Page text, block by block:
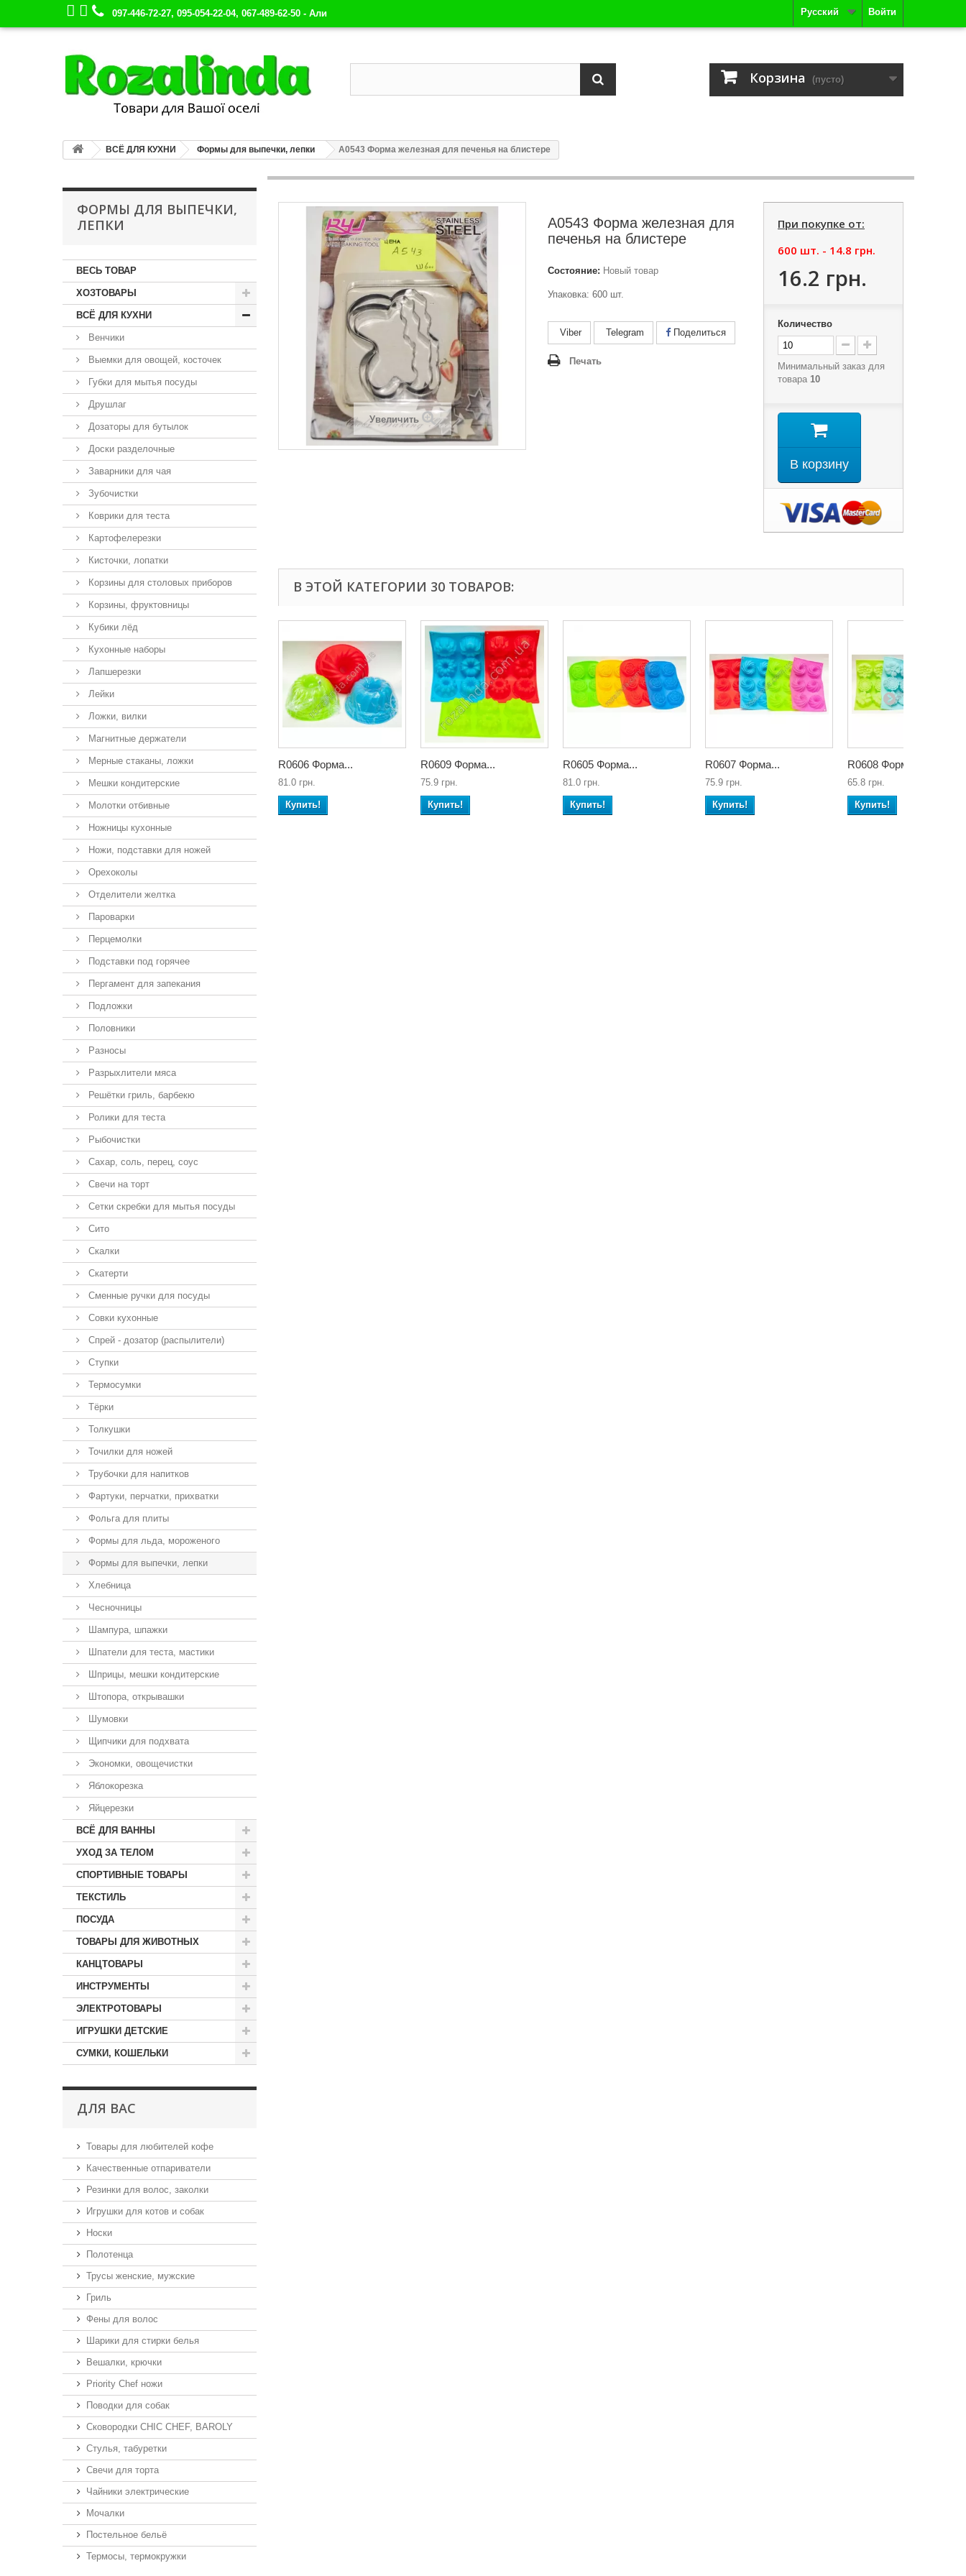
Войти
Русский
097-446-72-27, 095-054-22-04, 067-489-62-50 - Али
Корзина (пусто)
ВСЁ ДЛЯ КУХНИ Формы для выпечки, лепки А0543 Форма железная для печенья на блистере
ФОРМЫ ДЛЯ ВЫПЕЧКИ,
ЛЕПКИ
ВЕСЬ ТОВАР
ХОЗТОВАРЫ
ВСЁ ДЛЯ КУХНИ
Венчики
Выемки для овощей, косточек
Губки для мытья посуды
Друшлаг
Дозаторы для бутылок
Доски разделочные
Заварники для чая
Зубочистки
Коврики для теста
Картофелерезки
Кисточки, лопатки
Корзины для столовых приборов
Корзины, фруктовницы
Кубики лёд
Кухонные наборы
Лапшерезки
Лейки
Ложки, вилки
Магнитные держатели
Мерные стаканы, ложки
Мешки кондитерские
Молотки отбивные
Ножницы кухонные
Ножи, подставки для ножей
Орехоколы
Отделители желтка
Пароварки
Перцемолки
Подставки под горячее
Пергамент для запекания
Подложки
Половники
Разносы
Разрыхлители мяса
Решётки гриль, барбекю
Ролики для теста
Рыбочистки
Сахар, соль, перец, соус
Свечи на торт
Сетки скребки для мытья посуды
Сито
Скалки
Скатерти
Сменные ручки для посуды
Совки кухонные
Спрей - дозатор (распылители)
Ступки
Термосумки
Тёрки
Толкушки
Точилки для ножей
Трубочки для напитков
Фартуки, перчатки, прихватки
Фольга для плиты
Формы для льда, мороженого
Формы для выпечки, лепки
Хлебница
Чесночницы
Шампура, шпажки
Шпатели для теста, мастики
Шприцы, мешки кондитерские
Штопора, открывашки
Шумовки
Щипчики для подхвата
Экономки, овощечистки
Яблокорезка
Яйцерезки
ВСЁ ДЛЯ ВАННЫ
УХОД ЗА ТЕЛОМ
СПОРТИВНЫЕ ТОВАРЫ
ТЕКСТИЛЬ
ПОСУДА
ТОВАРЫ ДЛЯ ЖИВОТНЫХ
КАНЦТОВАРЫ
ИНСТРУМЕНТЫ
ЭЛЕКТРОТОВАРЫ
ИГРУШКИ ДЕТСКИЕ
СУМКИ, КОШЕЛЬКИ
ДЛЯ ВАС
Товары для любителей кофе
Качественные отпариватели
Резинки для волос, заколки
Игрушки для котов и собак
Носки
Полотенца
Трусы женские, мужские
Гриль
Фены для волос
Шарики для стирки белья
Вешалки, крючки
Priority Chef ножи
Поводки для собак
Сковородки CHIC CHEF, BAROLY
Стулья, табуретки
Свечи для торта
Чайники электрические
Мочалки
Постельное бельё
Термосы, термокружки
Увеличить
А0543 Форма железная для
печенья на блистере
Состояние: Новый товар
Упаковка: 600 шт.
Viber Telegram Поделиться
Печать
При покупке от:
600 шт. - 14.8 грн.
16.2 грн.
Количество
Минимальный заказ для
товара 10
В корзину
В ЭТОЙ КАТЕГОРИИ 30 ТОВАРОВ:
R0606 Форма...
81.0 грн.
Купить!
R0609 Форма...
75.9 грн.
Купить!
R0605 Форма...
81.0 грн.
Купить!
R0607 Форма...
75.9 грн.
Купить!
R0608 Форма...
65.8 грн.
Купить!